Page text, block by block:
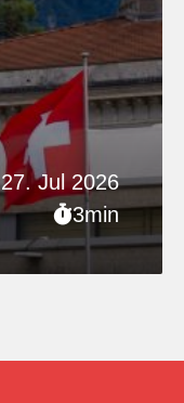
27. Jul 2026
3min